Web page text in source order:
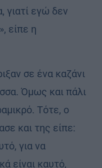
γιατί εγώ δεν
είπε η
σε ένα καζάνι
Όμως και πάλι
Τότε, ο
και της είπε:
για να
είναι καυτό,